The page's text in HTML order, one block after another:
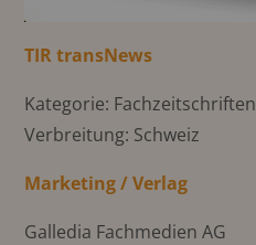
TIR transNews
Kategorie: Fachzeitschriften
Verbreitung: Schweiz
Marketing / Verlag
Galledia Fachmedien AG